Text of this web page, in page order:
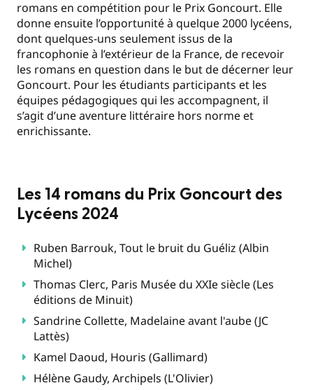
romans en compétition pour le Prix Goncourt. Elle
donne ensuite l’opportunité à quelque 2000 lycéens,
dont quelques-uns seulement issus de la
francophonie à l’extérieur de la France, de recevoir
les romans en question dans le but de décerner leur
Goncourt. Pour les étudiants participants et les
équipes pédagogiques qui les accompagnent, il
s’agit d’une aventure littéraire hors norme et
enrichissante.
Les 14 romans du Prix Goncourt des
Lycéens 2024
Ruben Barrouk, Tout le bruit du Guéliz (Albin
Michel)
Thomas Clerc, Paris Musée du XXIe siècle (Les
éditions de Minuit)
Sandrine Collette, Madelaine avant l'aube (JC
Lattès)
Kamel Daoud, Houris (Gallimard)
Hélène Gaudy, Archipels (L'Olivier)